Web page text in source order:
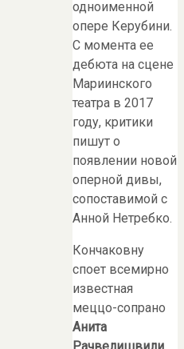
одноименной
опере Керубини.
С момента ее
дебюта на сцене
Мариинского
театра в 2017
году, критики
пишут о
появлении новой
оперной дивы,
сопоставимой с
Анной Нетребко.
Кончаковну
споет всемирно
известная
меццо-сопрано
Анита